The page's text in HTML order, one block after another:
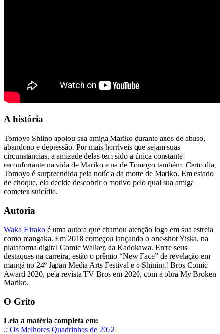
A história
Tomoyo Shiino apoiou sua amiga Mariko durante anos de abuso,
abandono e depressão. Por mais horríveis que sejam suas
circunstâncias, a amizade delas tem sido a única constante
reconfortante na vida de Mariko e na de Tomoyo também. Certo dia,
Tomoyo é surpreendida pela notícia da morte de Mariko. Em estado
de choque, ela decide descobrir o motivo pelo qual sua amiga
cometeu suicídio.
Autoria
Waka Hirako é uma autora que chamou atenção logo em sua estreia
como mangaka. Em 2018 começou lançando o one-shot Yiska, na
plataforma digital Comic Walker, da Kadokawa. Entre seus
destaques na carreira, estão o prêmio “New Face” de revelação em
mangá no 24º Japan Media Arts Festival e o Shining! Bros Comic
Award 2020, pela revista TV Bros em 2020, com a obra My Broken
Mariko.
O Grito
Leia a matéria completa em:
.: Os Melhores Quadrinhos de 2022